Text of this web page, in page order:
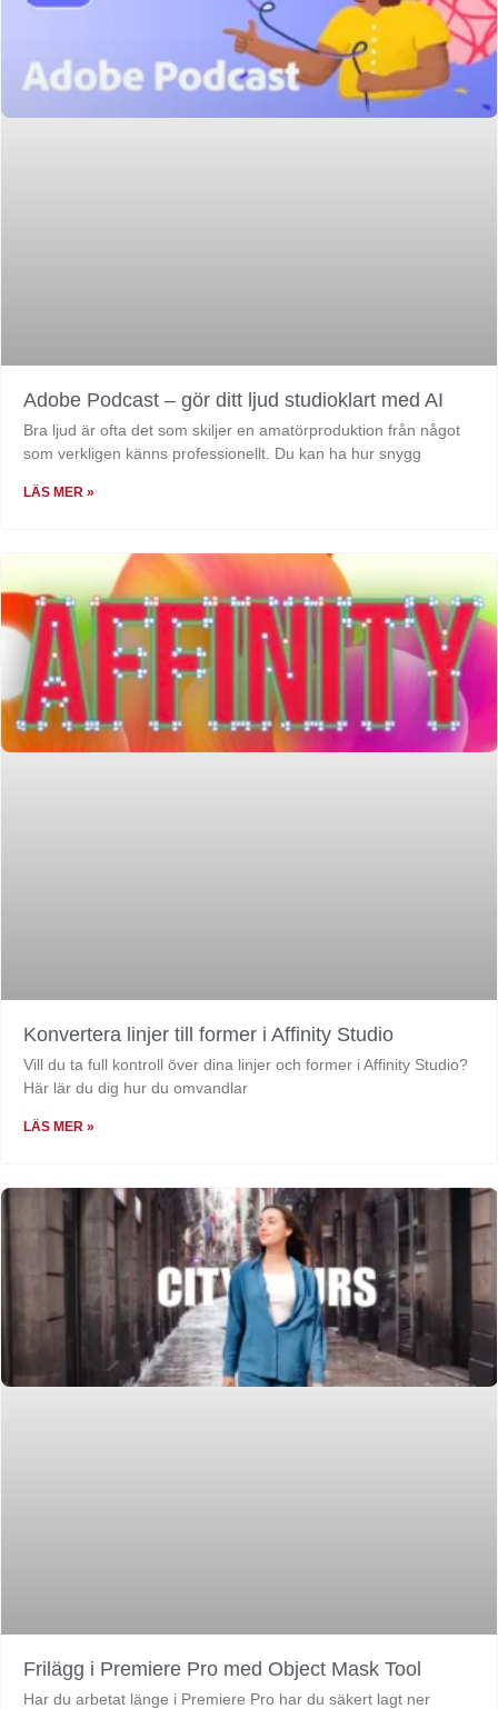
Adobe Podcast – gör ditt ljud studioklart med AI
Bra ljud är ofta det som skiljer en amatörproduktion från något
som verkligen känns professionellt. Du kan ha hur snygg
LÄS MER »
Konvertera linjer till former i Affinity Studio
Vill du ta full kontroll över dina linjer och former i Affinity Studio?
Här lär du dig hur du omvandlar
LÄS MER »
Frilägg i Premiere Pro med Object Mask Tool
Har du arbetat länge i Premiere Pro har du säkert lagt ner